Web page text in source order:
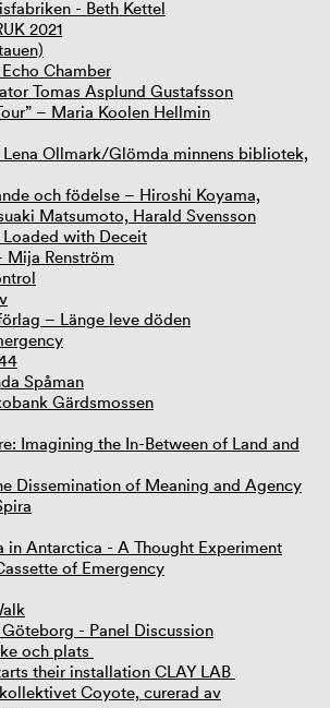
- Beth Kettel
2021
Chamber
Tomas Asplund Gustafsson
– Maria Koolen Hellmin
Ollmark/Glömda minnens bibliotek,
och födelse – Hiroshi Koyama,
Matsumoto, Harald Svensson
with Deceit
Mija Renström
– Länge leve döden
Spåman
Gärdsmossen
Imagining the In-Between of Land and
Dissemination of Meaning and Agency
in Antarctica - A Thought Experiment
of Emergency
- Panel Discussion
och plats
their installation CLAY LAB
Coyote, curerad av